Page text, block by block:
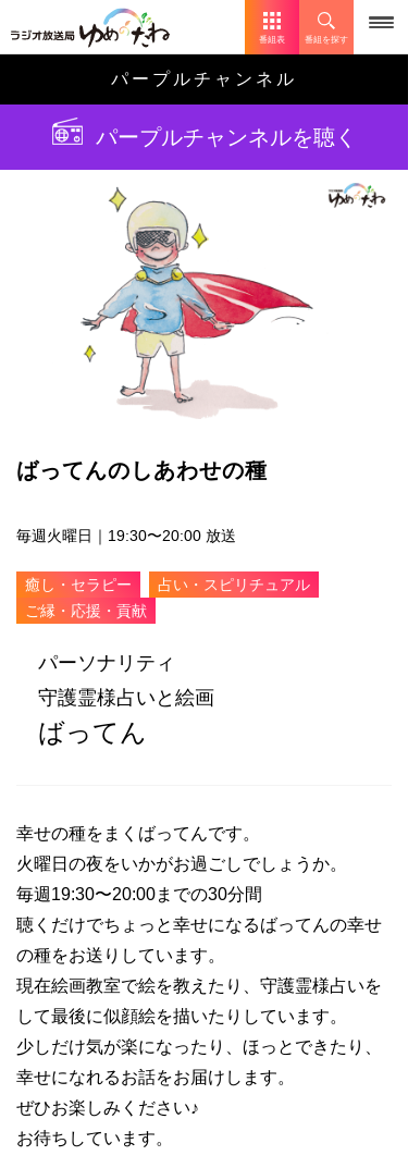
番組表 番組を探す
パープルチャンネル
パープルチャンネルを聴く
ばってんのしあわせの種
毎週火曜日｜19:30〜20:00 放送
癒し・セラピー
占い・スピリチュアル
ご縁・応援・貢献
パーソナリティ
守護霊様占いと絵画
ばってん
幸せの種をまくばってんです。
火曜日の夜をいかがお過ごしでしょうか。
毎週19:30〜20:00までの30分間
聴くだけでちょっと幸せになるばってんの幸せ
の種をお送りしています。
現在絵画教室で絵を教えたり、守護霊様占いを
して最後に似顔絵を描いたりしています。
少しだけ気が楽になったり、ほっとできたり、
幸せになれるお話をお届けします。
ぜひお楽しみください♪
お待ちしています。